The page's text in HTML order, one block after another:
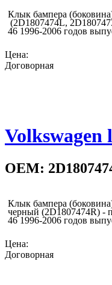
Клык бампера
(2D1807474L,
46 1996-2006 годов
Цена:
Договорная
Volkswagen
OEM:
Клык бампера
черный (2D1807474R) -
46 1996-2006 годов
Цена:
Договорная